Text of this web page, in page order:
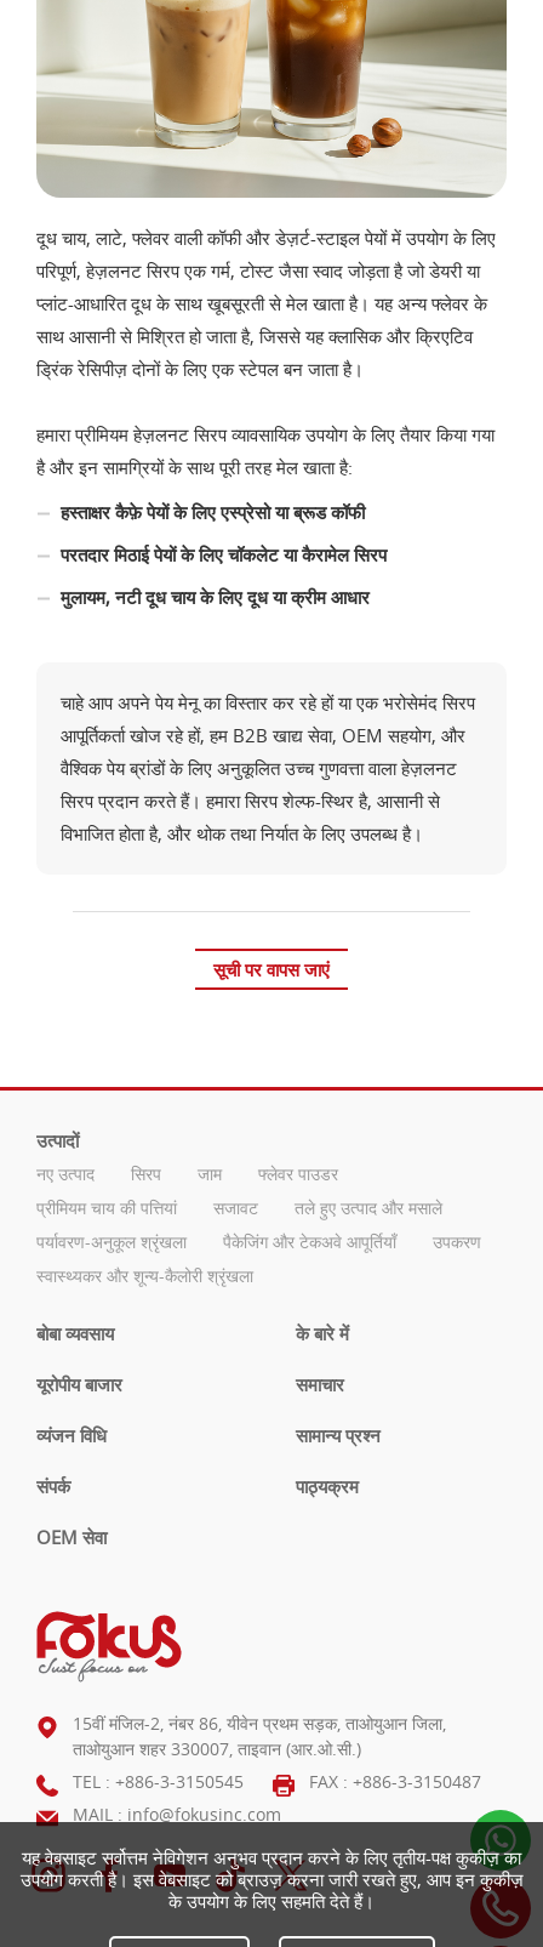
दूध चाय, लाटे, फ्लेवर वाली कॉफी और डेज़र्ट-स्टाइल पेयों में उपयोग के लिए
परिपूर्ण, हेज़लनट सिरप एक गर्म, टोस्ट जैसा स्वाद जोड़ता है जो डेयरी या
प्लांट-आधारित दूध के साथ खूबसूरती से मेल खाता है। यह अन्य फ्लेवर के
साथ आसानी से मिश्रित हो जाता है, जिससे यह क्लासिक और क्रिएटिव
ड्रिंक रेसिपीज़ दोनों के लिए एक स्टेपल बन जाता है।
हमारा प्रीमियम हेज़लनट सिरप व्यावसायिक उपयोग के लिए तैयार किया गया
है और इन सामग्रियों के साथ पूरी तरह मेल खाता है:
हस्ताक्षर कैफ़े पेयों के लिए एस्प्रेसो या ब्रूड कॉफी
परतदार मिठाई पेयों के लिए चॉकलेट या कैरामेल सिरप
मुलायम, नटी दूध चाय के लिए दूध या क्रीम आधार
चाहे आप अपने पेय मेनू का विस्तार कर रहे हों या एक भरोसेमंद सिरप
आपूर्तिकर्ता खोज रहे हों, हम B2B खाद्य सेवा, OEM सहयोग, और
वैश्विक पेय ब्रांडों के लिए अनुकूलित उच्च गुणवत्ता वाला हेज़लनट
सिरप प्रदान करते हैं। हमारा सिरप शेल्फ-स्थिर है, आसानी से
विभाजित होता है, और थोक तथा निर्यात के लिए उपलब्ध है।
सूची पर वापस जाएं
यह वेबसाइट सर्वोत्तम नेविगेशन अनुभव प्रदान करने के लिए तृतीय-पक्ष कुकीज़ का
उपयोग करती है। इस वेबसाइट को ब्राउज़ करना जारी रखते हुए, आप इन कुकीज़
के उपयोग के लिए सहमति देते हैं।
उत्पादों
नए उत्पाद सिरप जाम
फ्लेवर पाउडर
प्रीमियम चाय की पत्तियां
सजावट
तले हुए उत्पाद और मसाले
पर्यावरण-अनुकूल श्रृंखला
पैकेजिंग और टेकअवे आपूर्तियाँ
उपकरण
स्वास्थ्यकर और शून्य-कैलोरी श्रृंखला
बोबा व्यवसाय के बारे में
यूरोपीय बाजार समाचार
व्यंजन विधि सामान्य प्रश्न
संपर्क पाठ्यक्रम
OEM सेवा
15वीं मंजिल-2, नंबर 86, यीवेन प्रथम सड़क, ताओयुआन जिला,
ताओयुआन शहर 330007, ताइवान (आर.ओ.सी.)
TEL : +886-3-3150545
FAX : +886-3-3150487
MAIL : info@fokusinc.com